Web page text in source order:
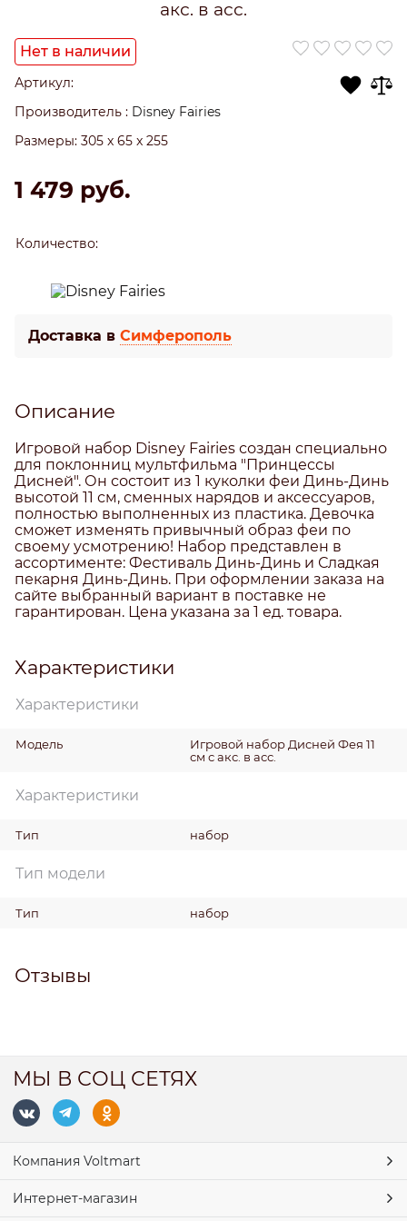
акс. в асс.
Нет в наличии
Артикул:
Производитель : Disney Fairies
Размеры: 305 x 65 x 255
1 479 руб.
Количество:
Доставка в Симферополь
Описание
Игровой набор Disney Fairies создан специально
для поклонниц мультфильма "Принцессы
Дисней". Он состоит из 1 куколки феи Динь-Динь
высотой 11 см, сменных нарядов и аксессуаров,
полностью выполненных из пластика. Девочка
сможет изменять привычный образ феи по
своему усмотрению! Набор представлен в
ассортименте: Фестиваль Динь-Динь и Сладкая
пекарня Динь-Динь. При оформлении заказа на
сайте выбранный вариант в поставке не
гарантирован. Цена указана за 1 ед. товара.
Характеристики
Характеристики
Модель
Игровой набор Дисней Фея 11
см с акс. в асс.
Характеристики
Тип набор
Тип модели
Тип набор
Отзывы
МЫ В СОЦ СЕТЯХ
Компания Voltmart
Интернет-магазин